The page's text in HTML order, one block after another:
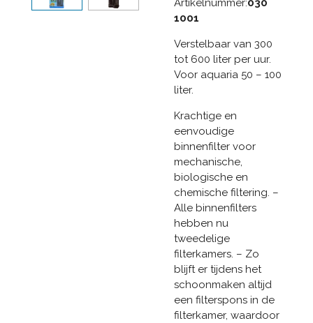
Artikelnummer:030
1001
Verstelbaar van 300
tot 600 liter per uur.
Voor aquaria 50 – 100
liter.
Krachtige en
eenvoudige
binnenfilter voor
mechanische,
biologische en
chemische filtering. –
Alle binnenfilters
hebben nu
tweedelige
filterkamers. – Zo
blijft er tijdens het
schoonmaken altijd
een filterspons in de
filterkamer, waardoor